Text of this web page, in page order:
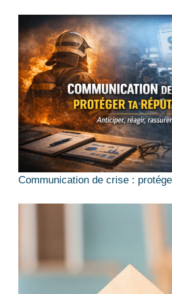
Communication de crise :